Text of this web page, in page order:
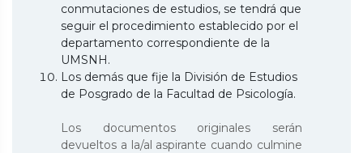
conmutaciones de estudios, se tendrá que
seguir el procedimiento establecido por el
departamento correspondiente de la
UMSNH.
Los demás que fije la División de Estudios
de Posgrado de la Facultad de Psicología.
Los documentos originales serán
devueltos a la/al aspirante cuando culmine